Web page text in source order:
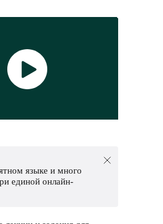
языке и много
единой онлайн-